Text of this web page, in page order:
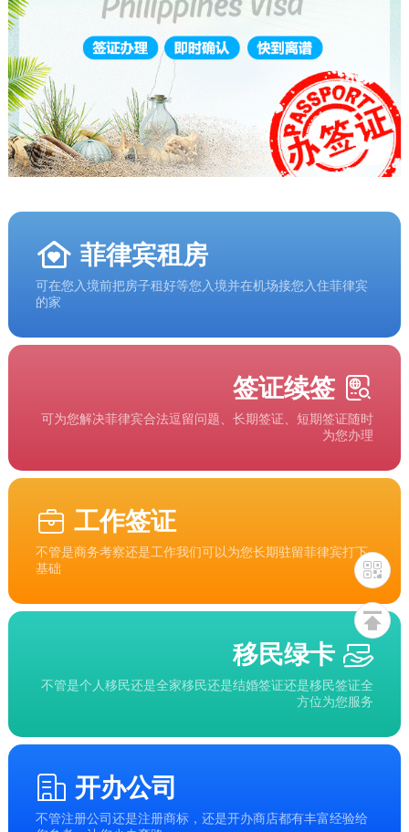
菲律宾租房
可在您入境前把房子租好等您入境并在机场接您入住菲律宾
的家
签证续签
可为您解决菲律宾合法逗留问题、长期签证、短期签证随时
为您办理
工作签证
不管是商务考察还是工作我们可以为您长期驻留菲律宾打下
基础
移民绿卡
不管是个人移民还是全家移民还是结婚签证还是移民签证全
方位为您服务
开办公司
不管注册公司还是注册商标，还是开办商店都有丰富经验给